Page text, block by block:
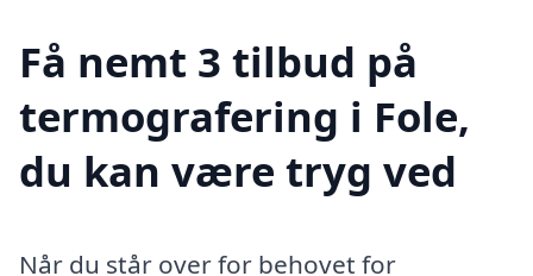
Få nemt 3 tilbud på
termografering i Fole,
du kan være tryg ved
Når du står over for behovet for